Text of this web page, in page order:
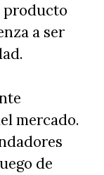
producto
a ser
mercado.
de